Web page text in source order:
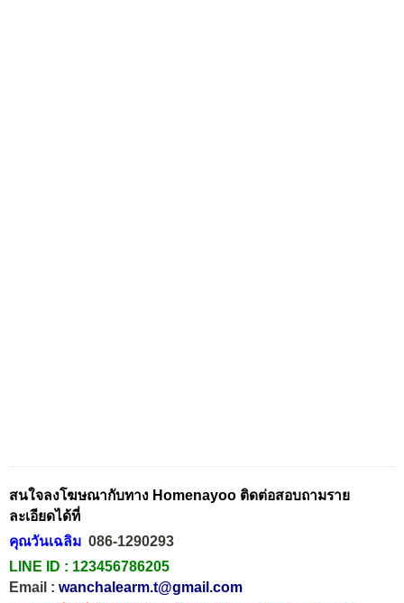
สนใจลงโฆษณากับทาง Homenayoo ติดต่อสอบถามราย
ละเอียดได้ที่
คุณวันเฉลิม 086-1290293
LINE ID : 123456786205
Email : wanchalearm.t@gmail.com